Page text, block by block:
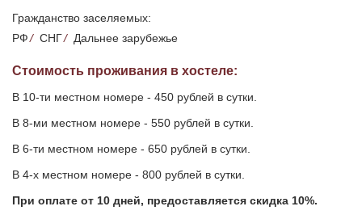
Гражданство заселяемых:
РФ/ СНГ/ Дальнее зарубежье
Стоимость проживания в хостеле:
В 10-ти местном номере - 450 рублей в сутки.
В 8-ми местном номере - 550 рублей в сутки.
В 6-ти местном номере - 650 рублей в сутки.
В 4-х местном номере - 800 рублей в сутки.
При оплате от 10 дней, предоставляется скидка 10%.